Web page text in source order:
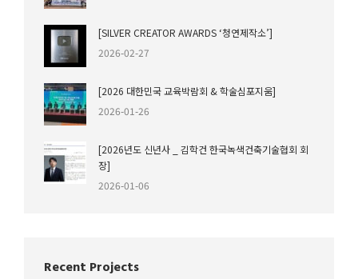
[SILVER CREATOR AWARDS ‘청연제작소’]
2026-02-27
[2026 대한민국 교육박람회 & 학술심포지움]
2026-01-26
[2026년도 신년사 _ 김학건 한국녹색건축기술협회 회
장]
2026-01-06
Recent Projects